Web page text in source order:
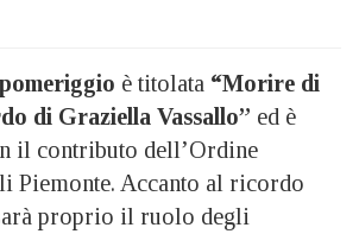
è titolata “Morire di
di Graziella Vassallo” ed è
il contributo dell’Ordine
Piemonte. Accanto al ricordo
proprio il ruolo degli